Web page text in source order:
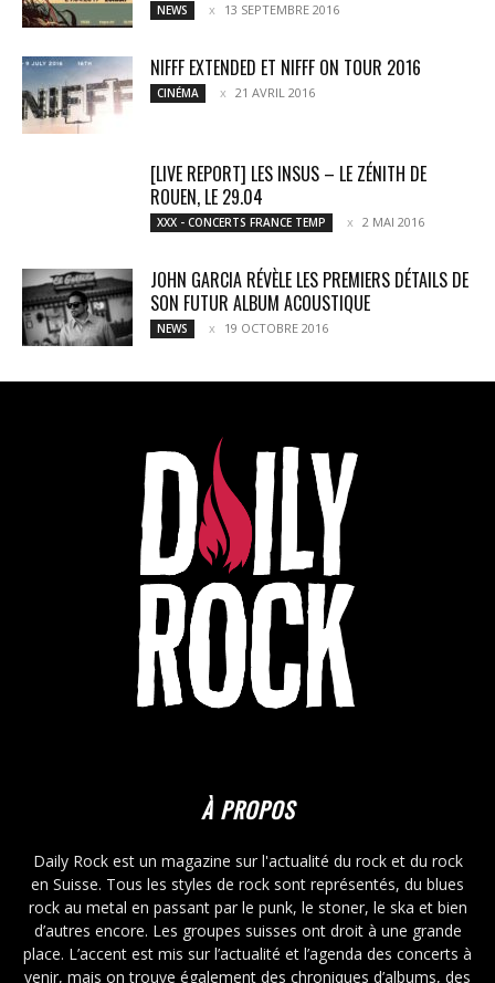
NEWS 13 SEPTEMBRE 2016
NIFFF EXTENDED ET NIFFF ON TOUR 2016
CINÉMA 21 AVRIL 2016
[LIVE REPORT] LES INSUS – LE ZÉNITH DE
ROUEN, LE 29.04
XXX - CONCERTS FRANCE TEMP 2 MAI 2016
JOHN GARCIA RÉVÈLE LES PREMIERS DÉTAILS DE
SON FUTUR ALBUM ACOUSTIQUE
NEWS 19 OCTOBRE 2016
À PROPOS
Daily Rock est un magazine sur l'actualité du rock et du rock
en Suisse. Tous les styles de rock sont représentés, du blues
rock au metal en passant par le punk, le stoner, le ska et bien
d’autres encore. Les groupes suisses ont droit à une grande
place. L’accent est mis sur l’actualité et l’agenda des concerts à
venir, mais on trouve également des chroniques d’albums, des